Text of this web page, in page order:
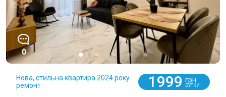
0
Нова, стильна квартира 2024 року
ремонт
1999 грн
СУТКИ